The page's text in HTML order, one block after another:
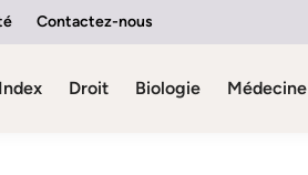
Contactez-nous
Index Droit Biologie Médecine